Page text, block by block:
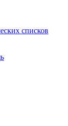
списков